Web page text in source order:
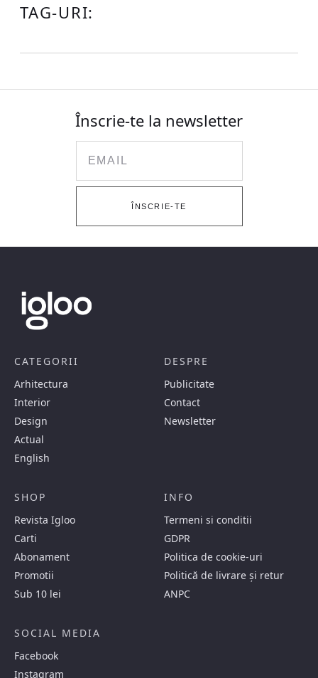
TAG-URI:
Înscrie-te la newsletter
ÎNSCRIE-TE
CATEGORII
Arhitectura
Interior
Design
Actual
English
DESPRE
Publicitate
Contact
Newsletter
SHOP
Revista Igloo
Carti
Abonament
Promotii
Sub 10 lei
INFO
Termeni si conditii
GDPR
Politica de cookie-uri
Politică de livrare și retur
ANPC
SOCIAL MEDIA
Facebook
Instagram